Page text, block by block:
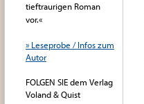
tieftraurigen Roman
vor.«
» Leseprobe / Infos zum
Autor
FOLGEN SIE dem Verlag
Voland & Quist